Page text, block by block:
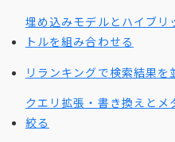
埋め込みモデルとハイブ
トルを組み合わせる
リランキングで検索結果を
クエリ拡張・書き換えと
絞る